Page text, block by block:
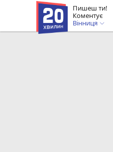
Пишеш ти!
Коментує
Вінниця